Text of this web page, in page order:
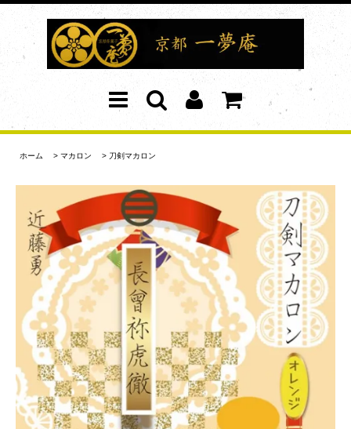
ホーム > マカロン > 刀剣マカロン